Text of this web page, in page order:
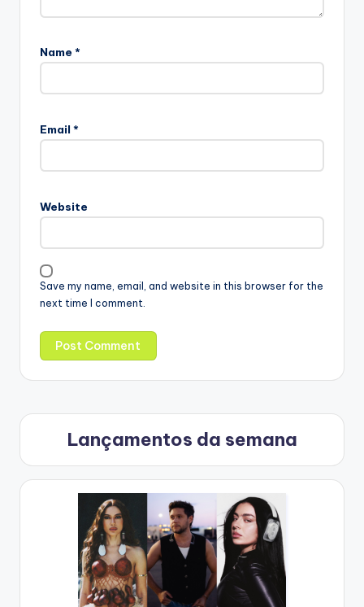
Name *
Email *
Website
Save my name, email, and website in this browser for the
next time I comment.
Lançamentos da semana